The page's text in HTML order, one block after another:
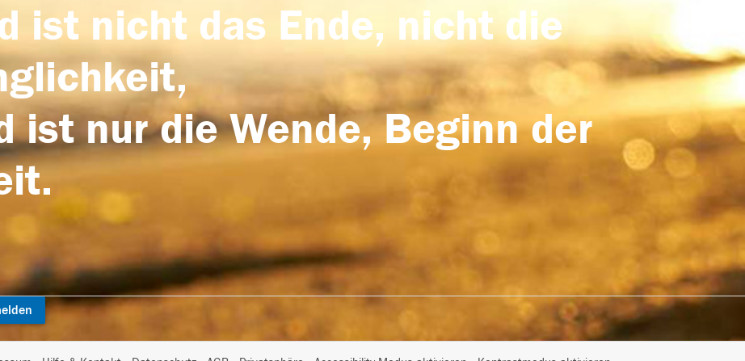
ist nicht das Ende, nicht die
ist nur die Wende, Beginn der